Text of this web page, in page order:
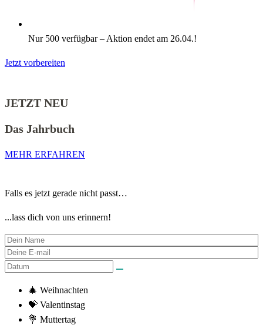
Nur 500 verfügbar – Aktion endet am 26.04.!
Jetzt vorbereiten
JETZT NEU
Das Jahrbuch
MEHR ERFAHREN
Falls es jetzt gerade nicht passt…
...lass dich von uns erinnern!
🎄 Weihnachten
💝 Valentinstag
💐 Muttertag